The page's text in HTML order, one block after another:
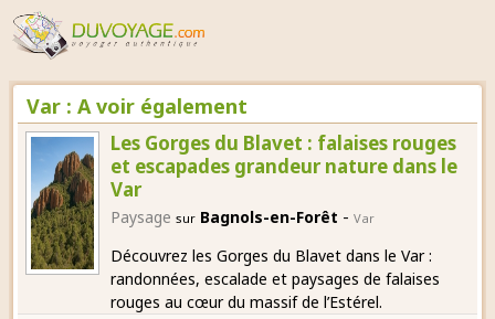
Var : A voir également
Les Gorges du Blavet : falaises rouges
et escapades grandeur nature dans le
Var
Paysage sur Bagnols-en-Forêt -Var
Découvrez les Gorges du Blavet dans le Var :
randonnées, escalade et paysages de falaises
rouges au cœur du massif de l’Estérel.